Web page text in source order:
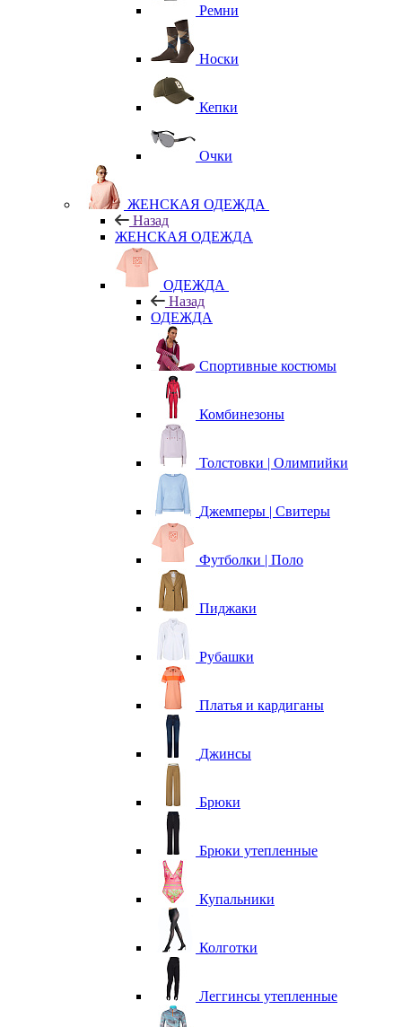
Ремни
Носки
Кепки
Очки
ЖЕНСКАЯ ОДЕЖДА
Назад
ЖЕНСКАЯ ОДЕЖДА
ОДЕЖДА
Назад
ОДЕЖДА
Спортивные костюмы
Комбинезоны
Толстовки | Олимпийки
Джемперы | Свитеры
Футболки | Поло
Пиджаки
Рубашки
Платья и кардиганы
Джинсы
Брюки
Брюки утепленные
Купальники
Колготки
Леггинсы утепленные